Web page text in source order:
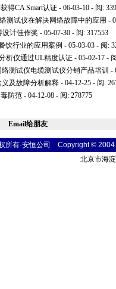
得CA Smart认证 - 06-03-10 - 阅:
测试仪在解决网络故障中的应用 -
计佳作奖 - 05-07-30 - 阅: 317553
饮行业的应用案例 - 05-03-03 - 阅:
析仪通过UL精度认证 - 05-02-17 -
测试仪电缆测试仪分销产品培训 -
及故障分析解释 - 04-12-25 - 阅:
防范 - 04-12-08 - 阅: 278775
Email给朋友
所有·安恒公司 Copyright ©
北京市海